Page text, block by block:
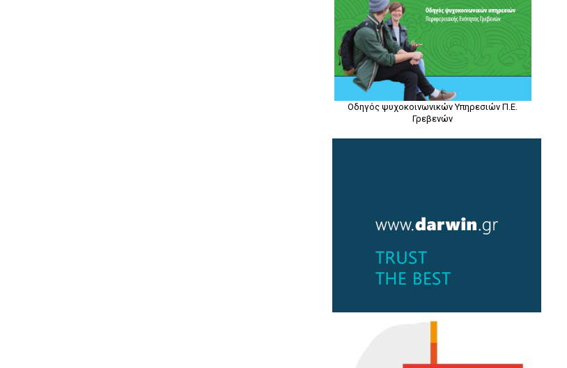
Οδηγός ψυχοκοινωνικών Υπηρεσιών Π.Ε.
Γρεβενών